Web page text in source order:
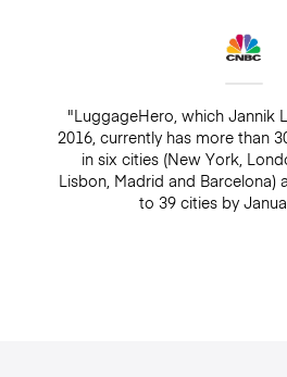
"LuggageHero, which Jannik
2016, currently has more than
in six cities (New York,
Lisbon, Madrid and Barcelona)
to 39 cities by